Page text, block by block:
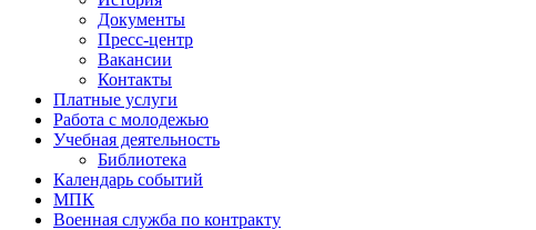
Документы
Пресс-центр
Вакансии
Контакты
Платные услуги
Работа с молодежью
Учебная деятельность
Библиотека
Календарь событий
МПК
Военная служба по контракту